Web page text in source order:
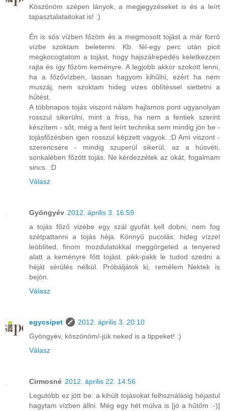
Köszönöm szépen lányok, a megjegyzéseket is és a leírt
tapasztalataitokat is! :)
Én is sós vízben főzöm és a megmosott tojást a már forró
vízbe szoktam beletenni. Kb. fél-egy perc után picit
megkocogtatom a tojást, hogy hajszálrepedés keletkezzen
rajta és így főzöm keményre. A legjobb akkor szokott lenni,
ha a főzővízben, lassan hagyom kihűlni, ezért ha nem
muszáj, nem szoktam hideg vizes öblítéssel siettetni a
hűtést.
A többnapos tojás viszont nálam hajlamos pont ugyanolyan
rosszul sikerülni, mint a friss, ha nem a fentiek szerint
készítem - sőt, még a fent leírt technika sem mindig jön be -
tojásfőzésben igen rosszul képzett vagyok. :D Ami viszont -
szerencsére - mindig szuperül sikerül, az a húsvéti,
sonkalében főzött tojás. Ne kérdezzétek az okát, fogalmam
sincs. :D
Válasz
Gyöngyév 2012. április 3. 16:59
a tojás főző vizébe egy szál gyufát kell dobni, nem fog
szétpattanni a tojás héja. Könnyű pucolás: hideg vízzel
leöblíted, finom mozdulatokkal meggörgeted a tenyered
alatt a keményre főtt tojást. pikk-pakk le tudod szedni a
héját sérülés nélkül. Próbáljátok ki, remélem Nektek is
bejön.
Válasz
egycsipet
2012. április 3. 20:10
Gyöngyév, köszönöm/-jük neked is a tippeket! :)
Válasz
Cirmosné 2012. április 22. 14:56
Legutóbb ez jött be: a kihült tojásokat felhsználásig héjastul
hagytam vízben állni. Még egy hét múlva is [jó a hűtőm :-)]